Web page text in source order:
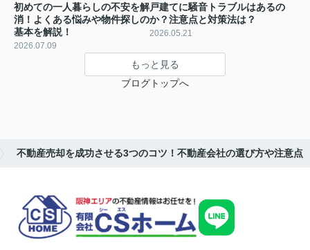
初めての一人暮らしの不安を解
消！よくある悩みや物件探しの
基本を解説！
2026.07.09
戸建てに騒音トラブルはあるの
か？注意点と対策法は？
2026.05.21
もっと見る
ブログトップへ
不動産売却を成功させる3つのコツ！不動産会社の選び方や注意点